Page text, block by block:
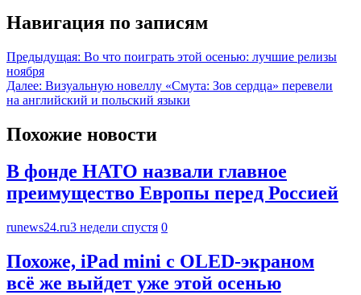
Навигация по записям
Предыдущая: Во что поиграть этой осенью: лучшие релизы
ноября
Далее: Визуальную новеллу «Смута: Зов сердца» перевели
на английский и польский языки
Похожие новости
В фонде НАТО назвали главное
преимущество Европы перед Россией
runews24.ru3 недели спустя 0
Похоже, iPad mini с OLED-экраном
всё же выйдет уже этой осенью